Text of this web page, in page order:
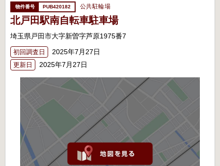
PUB420182 公共駐輪場
北戸田駅南自転車駐車場
埼玉県戸田市大字新曽字芦原1975番7
初回調査日 2025年7月27日
更新日 2025年7月27日